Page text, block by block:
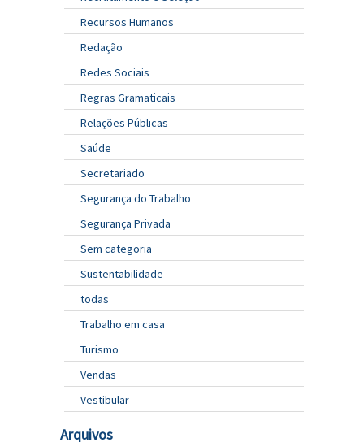
Recursos Humanos
Redação
Redes Sociais
Regras Gramaticais
Relações Públicas
Saúde
Secretariado
Segurança do Trabalho
Segurança Privada
Sem categoria
Sustentabilidade
todas
Trabalho em casa
Turismo
Vendas
Vestibular
Arquivos